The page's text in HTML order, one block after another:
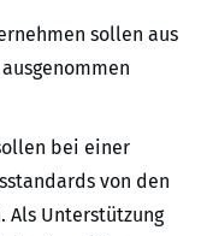
sollen aus
bei einer
von den
Unterstützung